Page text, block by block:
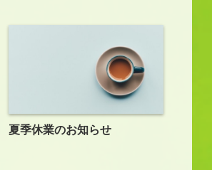
夏季休業のお知らせ